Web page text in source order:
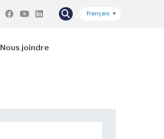
Français ▼
Nous joindre